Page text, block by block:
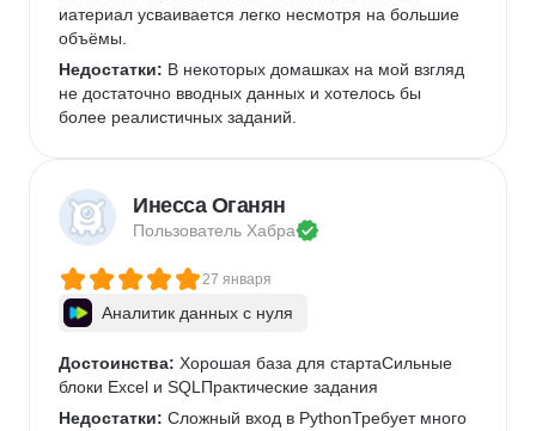
иатериал усваивается легко несмотря на большие
объёмы.
Недостатки: В некоторых домашках на мой взгляд
не достаточно вводных данных и хотелось бы
более реалистичных заданий.
Инесса Оганян
Пользователь Хабра
27 января
Аналитик данных с нуля
Достоинства: Хорошая база для стартаСильные
блоки Excel и SQLПрактические задания
Недостатки: Сложный вход в PythonТребует много